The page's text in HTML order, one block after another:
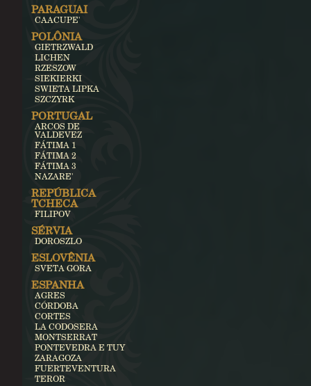
PARAGUAI
CAACUPE'
POLÔNIA
GIETRZWALD
LICHEN
RZESZOW
SIEKIERKI
SWIETA LIPKA
SZCZYRK
PORTUGAL
ARCOS DE
VALDEVEZ
FÁTIMA 1
FÁTIMA 2
FÁTIMA 3
NAZARE'
REPÚBLICA
TCHECA
FILIPOV
SÉRVIA
DOROSZLO
ESLOVÊNIA
SVETA GORA
ESPANHA
AGRES
CÓRDOBA
CORTES
LA CODOSERA
MONTSERRAT
PONTEVEDRA E TUY
ZARAGOZA
FUERTEVENTURA
TEROR